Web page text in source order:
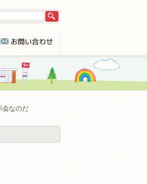
会なのだ